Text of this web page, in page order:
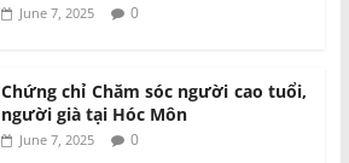
June 7, 2025 0
Chứng chỉ Chăm sóc người cao tuổi,
người già tại Hóc Môn
June 7, 2025 0